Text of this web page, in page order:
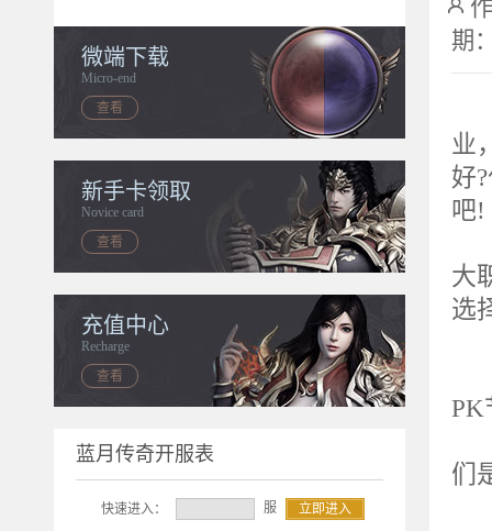
期
业
好
吧!
大
选
PK
们
微端下载
Micro-end
查看
新手卡领取
Novice card
查看
充值中心
Recharge
查看
蓝月传奇开服表
快速进入： 服 立即进入